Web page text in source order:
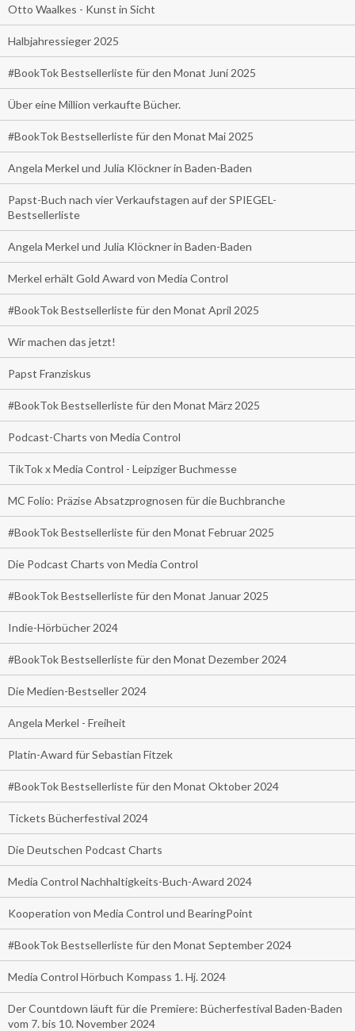
Otto Waalkes - Kunst in Sicht
Halbjahressieger 2025
#BookTok Bestsellerliste für den Monat Juni 2025
Über eine Million verkaufte Bücher.
#BookTok Bestsellerliste für den Monat Mai 2025
Angela Merkel und Julia Klöckner in Baden-Baden
Papst-Buch nach vier Verkaufstagen auf der SPIEGEL-
Bestsellerliste
Angela Merkel und Julia Klöckner in Baden-Baden
Merkel erhält Gold Award von Media Control
#BookTok Bestsellerliste für den Monat April 2025
Wir machen das jetzt!
Papst Franziskus
#BookTok Bestsellerliste für den Monat März 2025
Podcast-Charts von Media Control
TikTok x Media Control - Leipziger Buchmesse
MC Folio: Präzise Absatzprognosen für die Buchbranche
#BookTok Bestsellerliste für den Monat Februar 2025
Die Podcast Charts von Media Control
#BookTok Bestsellerliste für den Monat Januar 2025
Indie-Hörbücher 2024
#BookTok Bestsellerliste für den Monat Dezember 2024
Die Medien-Bestseller 2024
Angela Merkel - Freiheit
Platin-Award für Sebastian Fitzek
#BookTok Bestsellerliste für den Monat Oktober 2024
Tickets Bücherfestival 2024
Die Deutschen Podcast Charts
Media Control Nachhaltigkeits-Buch-Award 2024
Kooperation von Media Control und BearingPoint
#BookTok Bestsellerliste für den Monat September 2024
Media Control Hörbuch Kompass 1. Hj. 2024
Der Countdown läuft für die Premiere: Bücherfestival Baden-Baden
vom 7. bis 10. November 2024